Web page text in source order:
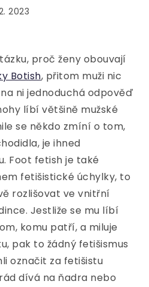
2023
proč ženy obouvají
Botish, přitom muži nic
ni jednoduchá odpověď
líbí většině mužské
se někdo zmíní o tom,
je ihned
Foot fetish je také
fetišistické úchylky, to
rozlišovat ve vnitřní
Jestliže se mu líbí
komu patří, a miluje
pak to žádný fetišismus
označit za fetišistu
dívá na ňadra nebo